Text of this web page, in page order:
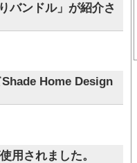
バンドル」が紹介さ
Home Design
用されました。